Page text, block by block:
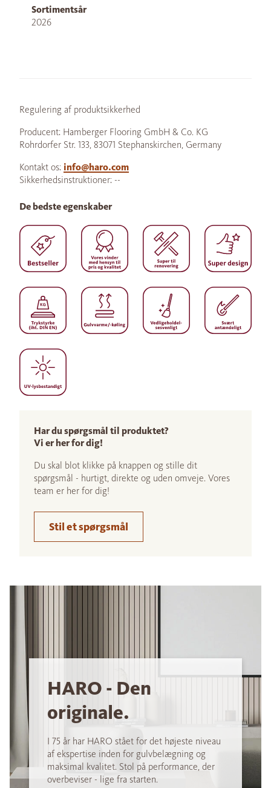
Sortimentsår
2026
Regulering af produktsikkerhed
Producent: Hamberger Flooring GmbH & Co. KG
Rohrdorfer Str. 133, 83071 Stephanskirchen, Germany
Kontakt os: info@haro.com
Sikkerhedsinstruktioner: --
Har du spørgsmål til produktet?
Vi er her for dig!
Du skal blot klikke på knappen og stille dit
spørgsmål - hurtigt, direkte og uden omveje. Vores
team er her for dig!
Stil et spørgsmål
De bedste egenskaber
HARO - Den
originale.
I 75 år har HARO stået for det højeste niveau
af ekspertise inden for gulvbelægning og
maksimal kvalitet. Stol på performance, der
overbeviser - lige fra starten.